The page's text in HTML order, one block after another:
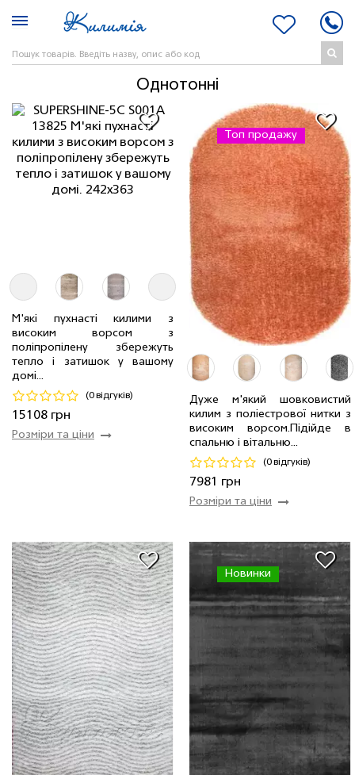
Однотонні
М'які пухнасті килими з
високим ворсом з
поліпропілену збережуть
тепло і затишок у вашому
домі...
(0 відгуків)
15108 грн
Розміри та ціни
3.0 x 4.0 м
Топ продажу
Дуже м'який шовковистий
килим з поліестрової нитки з
високим ворсом.Пiдiйде в
спальню і вітальню...
(0 відгуків)
7981 грн
Розміри та ціни
2.0 x 2.9 м 14 шт 7981 грн
Код 18141
Новинки